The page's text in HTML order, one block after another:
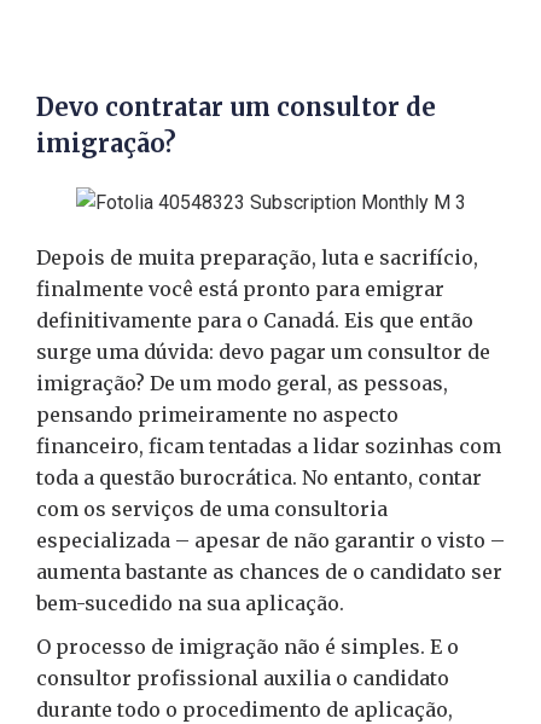
Devo contratar um consultor de
imigração?
Depois de muita preparação, luta e sacrifício,
finalmente você está pronto para emigrar
definitivamente para o Canadá. Eis que então
surge uma dúvida: devo pagar um consultor de
imigração? De um modo geral, as pessoas,
pensando primeiramente no aspecto
financeiro, ficam tentadas a lidar sozinhas com
toda a questão burocrática. No entanto, contar
com os serviços de uma consultoria
especializada – apesar de não garantir o visto –
aumenta bastante as chances de o candidato ser
bem-sucedido na sua aplicação.
O processo de imigração não é simples. E o
consultor profissional auxilia o candidato
durante todo o procedimento de aplicação,